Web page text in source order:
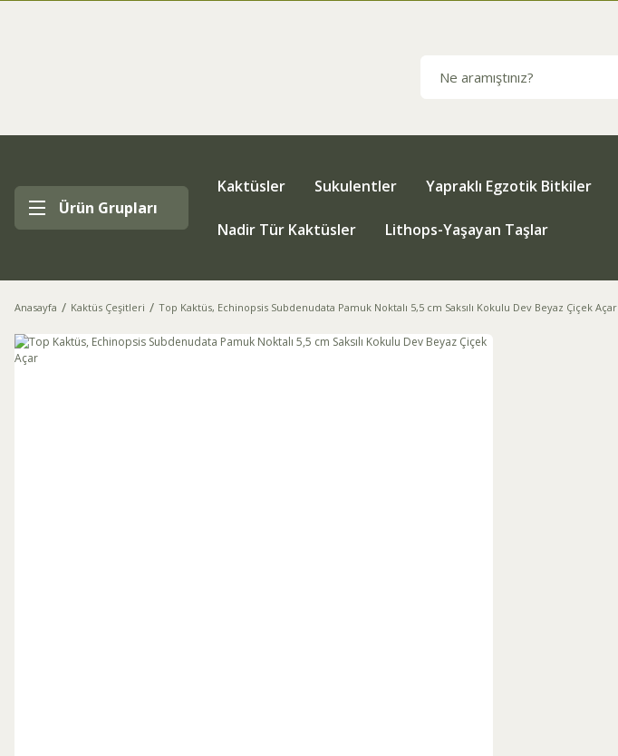
Ürün Grupları
Kaktüsler Sukulentler Yapraklı Egzotik Bitkiler
Nadir Tür Kaktüsler Lithops-Yaşayan Taşlar
Anasayfa Kaktüs Çeşitleri Top Kaktüs, Echinopsis Subdenudata Pamuk Noktalı 5,5 cm Saksılı Kokulu Dev Beyaz Çiçek Açar